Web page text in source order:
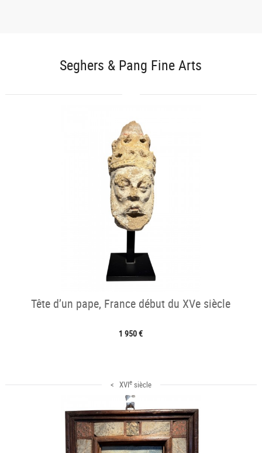
Seghers & Pang Fine Arts
Tête d’un pape, France début du XVe siècle
1 950 €
< XVIesiècle